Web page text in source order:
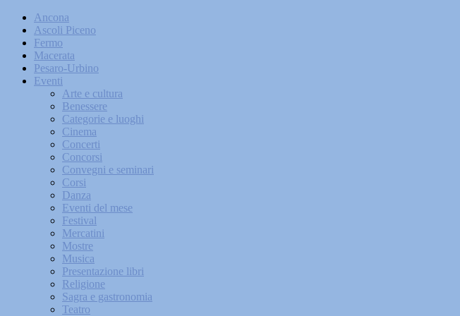
Ancona
Ascoli Piceno
Fermo
Macerata
Pesaro-Urbino
Eventi
Arte e cultura
Benessere
Categorie e luoghi
Cinema
Concerti
Concorsi
Convegni e seminari
Corsi
Danza
Eventi del mese
Festival
Mercatini
Mostre
Musica
Presentazione libri
Religione
Sagra e gastronomia
Teatro